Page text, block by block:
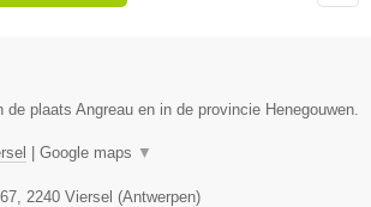
de plaats Angreau en in de provincie Henegouwen.
| Google maps ▼
2240 Viersel (Antwerpen)